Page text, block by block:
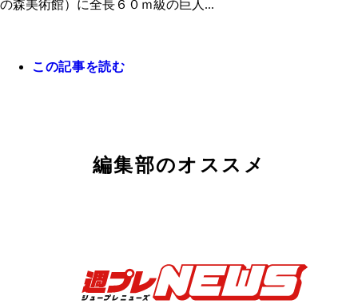
の森美術館）に全長６０ｍ級の巨人...
この記事を読む
編集部のオススメ